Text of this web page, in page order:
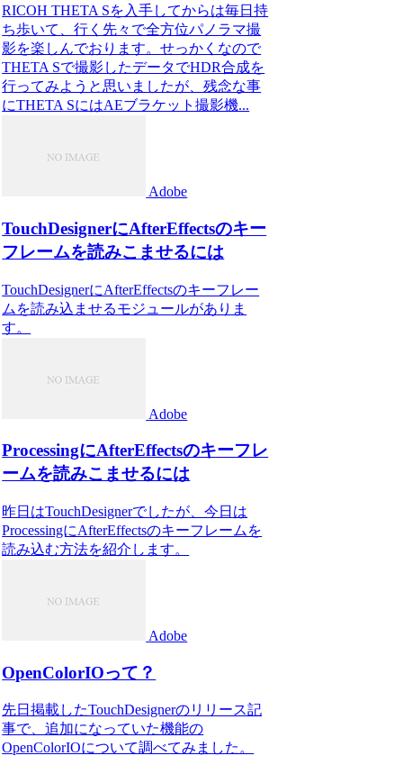
RICOH THETA Sを入手してからは毎日持
ち歩いて、行く先々で全方位パノラマ撮
影を楽しんでおります。せっかくなので
THETA Sで撮影したデータでHDR合成を
行ってみようと思いましたが、残念な事
にTHETA SにはAEブラケット撮影機...
Adobe
TouchDesignerにAfterEffectsのキー
フレームを読みこませるには
TouchDesignerにAfterEffectsのキーフレー
ムを読み込ませるモジュールがありま
す。
Adobe
ProcessingにAfterEffectsのキーフレ
ームを読みこませるには
昨日はTouchDesignerでしたが、今日は
ProcessingにAfterEffectsのキーフレームを
読み込む方法を紹介します。
Adobe
OpenColorIOって？
先日掲載したTouchDesignerのリリース記
事で、追加になっていた機能の
OpenColorIOについて調べてみました。